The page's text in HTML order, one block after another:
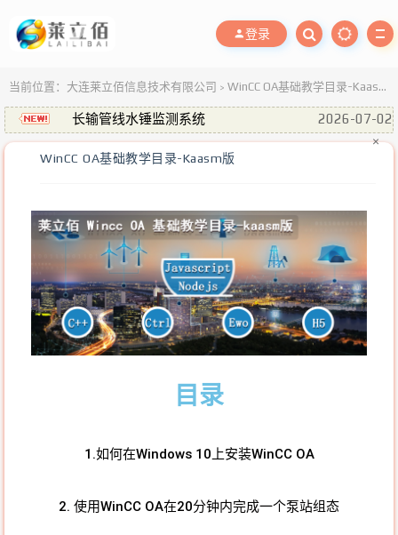
登录
当前位置： 大连莱立佰信息技术有限公司 > WinCC OA基础教学目录-Kaasm版
2026-07-02
长输管线水锤监测系统
2022-03-25
多个水厂综合监控，实现“少/无人值守”新
模式！
2021-10-20
莱立佰·金秋特惠篇
2026-07-10
供水掌上通 —— 城镇供水监测移动端(手机
原生APP)
×
WinCC OA基础教学目录-Kaasm版
目录
1.如何在Windows 10上安装WinCC OA
2. 使用WinCC OA在20分钟内完成一个泵站组态